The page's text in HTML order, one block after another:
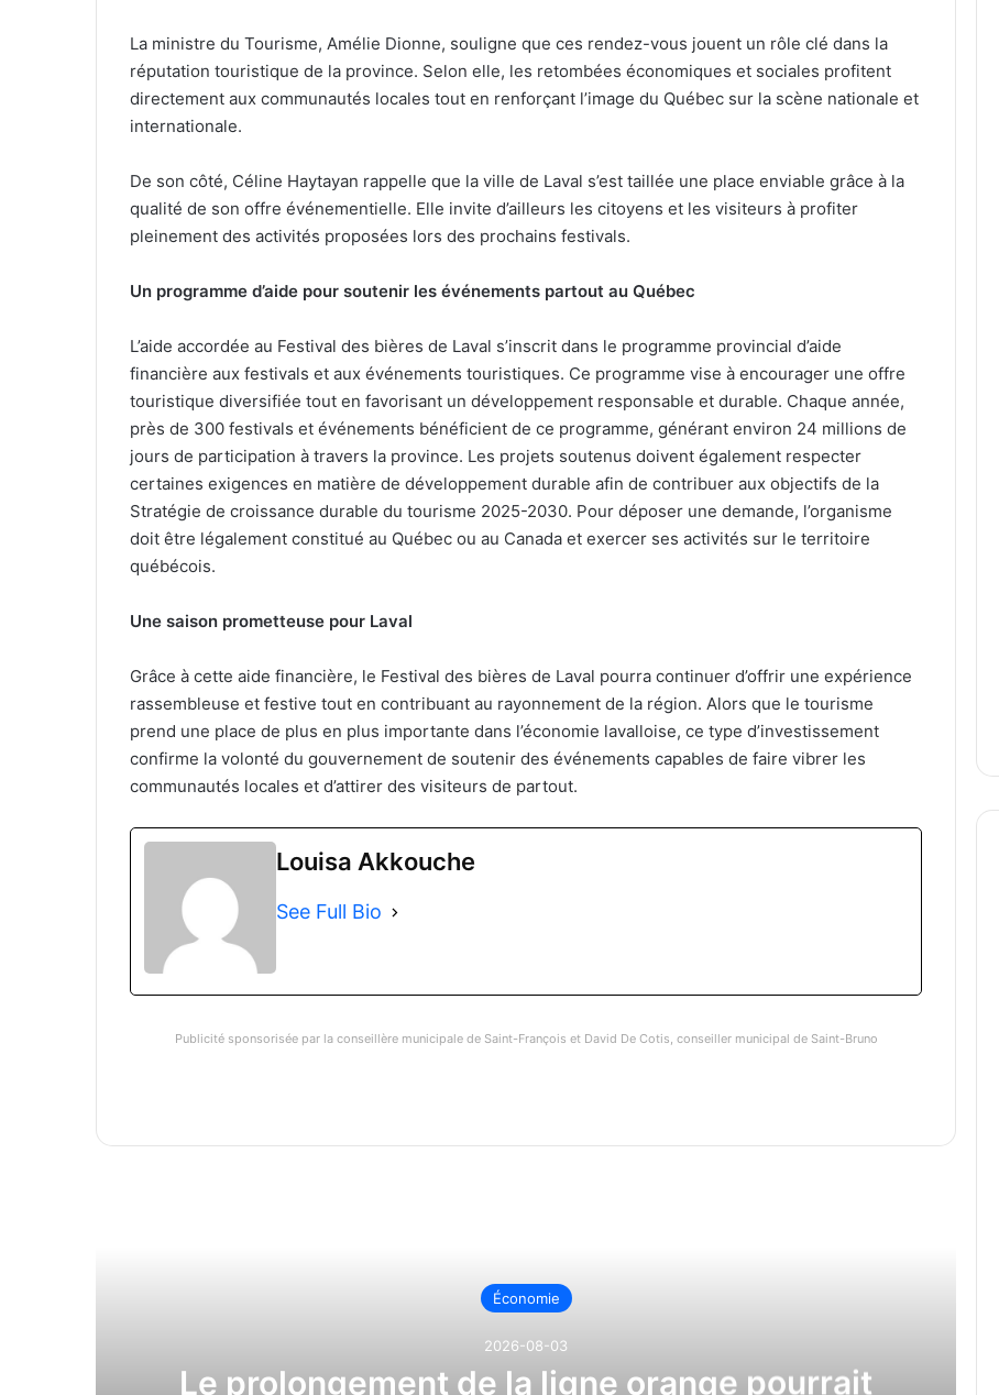
La ministre du Tourisme, Amélie Dionne, souligne que ces rendez-vous jouent un rôle clé dans la
réputation touristique de la province. Selon elle, les retombées économiques et sociales profitent
directement aux communautés locales tout en renforçant l’image du Québec sur la scène nationale et
internationale.
De son côté, Céline Haytayan rappelle que la ville de Laval s’est taillée une place enviable grâce à la
qualité de son offre événementielle. Elle invite d’ailleurs les citoyens et les visiteurs à profiter
pleinement des activités proposées lors des prochains festivals.
Un programme d’aide pour soutenir les événements partout au Québec
L’aide accordée au Festival des bières de Laval s’inscrit dans le programme provincial d’aide
financière aux festivals et aux événements touristiques. Ce programme vise à encourager une offre
touristique diversifiée tout en favorisant un développement responsable et durable. Chaque année,
près de 300 festivals et événements bénéficient de ce programme, générant environ 24 millions de
jours de participation à travers la province. Les projets soutenus doivent également respecter
certaines exigences en matière de développement durable afin de contribuer aux objectifs de la
Stratégie de croissance durable du tourisme 2025-2030. Pour déposer une demande, l’organisme
doit être légalement constitué au Québec ou au Canada et exercer ses activités sur le territoire
québécois.
Une saison prometteuse pour Laval
Grâce à cette aide financière, le Festival des bières de Laval pourra continuer d’offrir une expérience
rassembleuse et festive tout en contribuant au rayonnement de la région. Alors que le tourisme
prend une place de plus en plus importante dans l’économie lavalloise, ce type d’investissement
confirme la volonté du gouvernement de soutenir des événements capables de faire vibrer les
communautés locales et d’attirer des visiteurs de partout.
Louisa Akkouche
See Full Bio
Publicité sponsorisée par la conseillère municipale de Saint-François et David De Cotis, conseiller municipal de Saint-Bruno
Économie
2026-08-03
Le prolongement de la ligne orange pourrait